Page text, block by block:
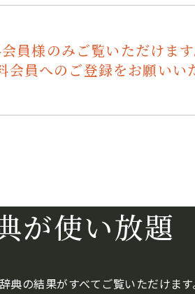
員様のみご覧いただけま
会員へのご登録をお願いい
が使い放題
典の結果がすべてご覧いただけま